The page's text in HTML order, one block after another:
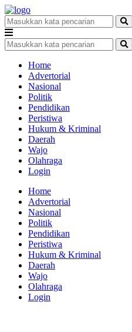
Home
Advertorial
Nasional
Politik
Pendidikan
Peristiwa
Hukum & Kriminal
Daerah
Wajo
Olahraga
Login
Home
Advertorial
Nasional
Politik
Pendidikan
Peristiwa
Hukum & Kriminal
Daerah
Wajo
Olahraga
Login